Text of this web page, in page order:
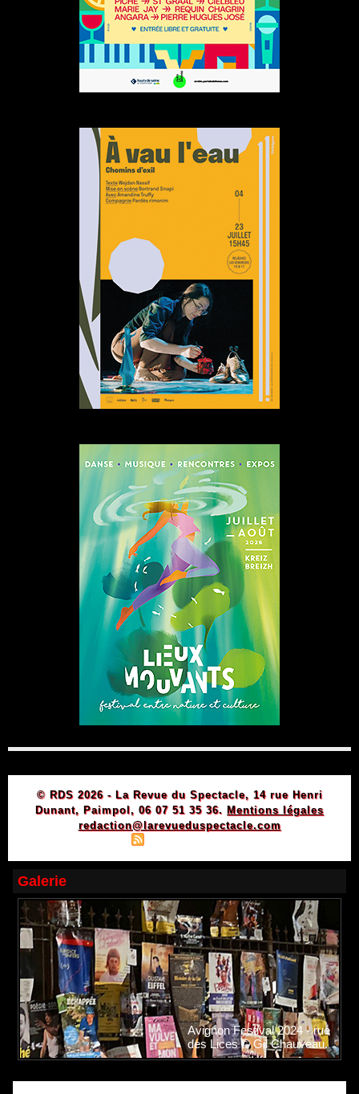
© RDS 2026 - La Revue du Spectacle, 14 rue Henri
Dunant, Paimpol, 06 07 51 35 36. Mentions légales
redaction@larevueduspectacle.com
Galerie
Avignon Festival 2024 - rue
des Lices © Gil Chauveau.